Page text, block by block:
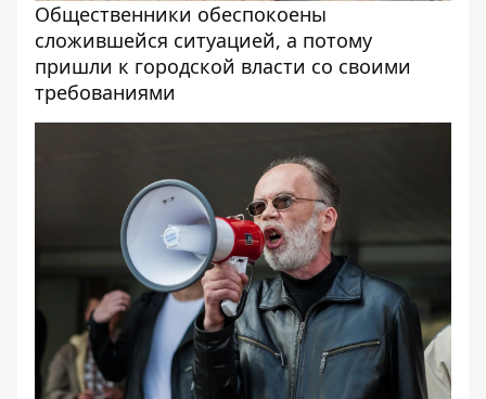
Общественники обеспокоены
сложившейся ситуацией, а потому
пришли к городской власти со своими
требованиями